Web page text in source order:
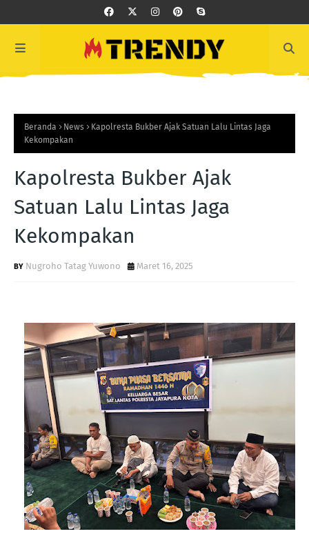
Beranda News
Kapolresta Bukber Ajak Satuan Lalu Lintas Jaga
Kekompakan
Kapolresta Bukber Ajak
Satuan Lalu Lintas Jaga
Kekompakan
Nugroho Tatag Yuwono Maret 16, 2025